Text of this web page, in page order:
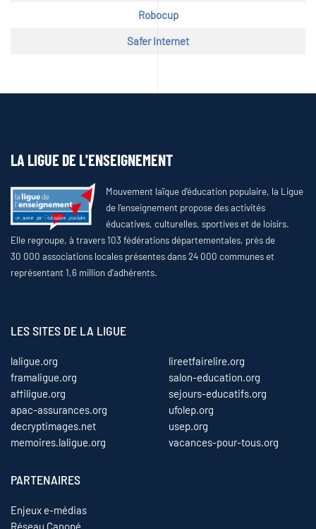
Robocup
Safer Internet
LA LIGUE DE L'ENSEIGNEMENT
Mouvement laïque d’éducation populaire, la Ligue
de l’enseignement propose des activités
éducatives, culturelles, sportives et de loisirs.
Elle regroupe, à travers 103 fédérations départementales, près de
30 000 associations locales présentes dans 24 000 communes et
représentant 1,6 million d’adhérents.
LES SITES DE LA LIGUE
laligue.org
framaligue.org
affiligue.org
apac-assurances.org
decryptimages.net
memoires.laligue.org
lireetfairelire.org
salon-education.org
sejours-educatifs.org
ufolep.org
usep.org
vacances-pour-tous.org
PARTENAIRES
Enjeux e-médias
Réseau Canopé